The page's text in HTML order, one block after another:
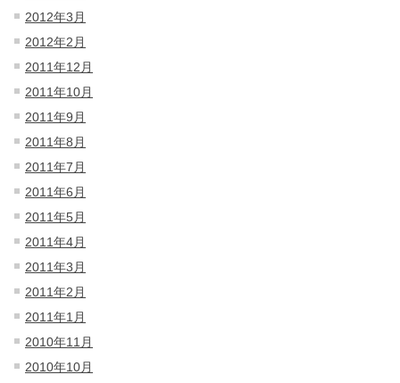
2012年3月
2012年2月
2011年12月
2011年10月
2011年9月
2011年8月
2011年7月
2011年6月
2011年5月
2011年4月
2011年3月
2011年2月
2011年1月
2010年11月
2010年10月